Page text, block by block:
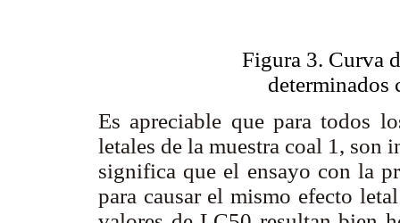
Figura 3. Curva
determinados
Es apreciable que para todos
letales de la muestra coal 1, son
significa que el ensayo con la
para causar el mismo efecto